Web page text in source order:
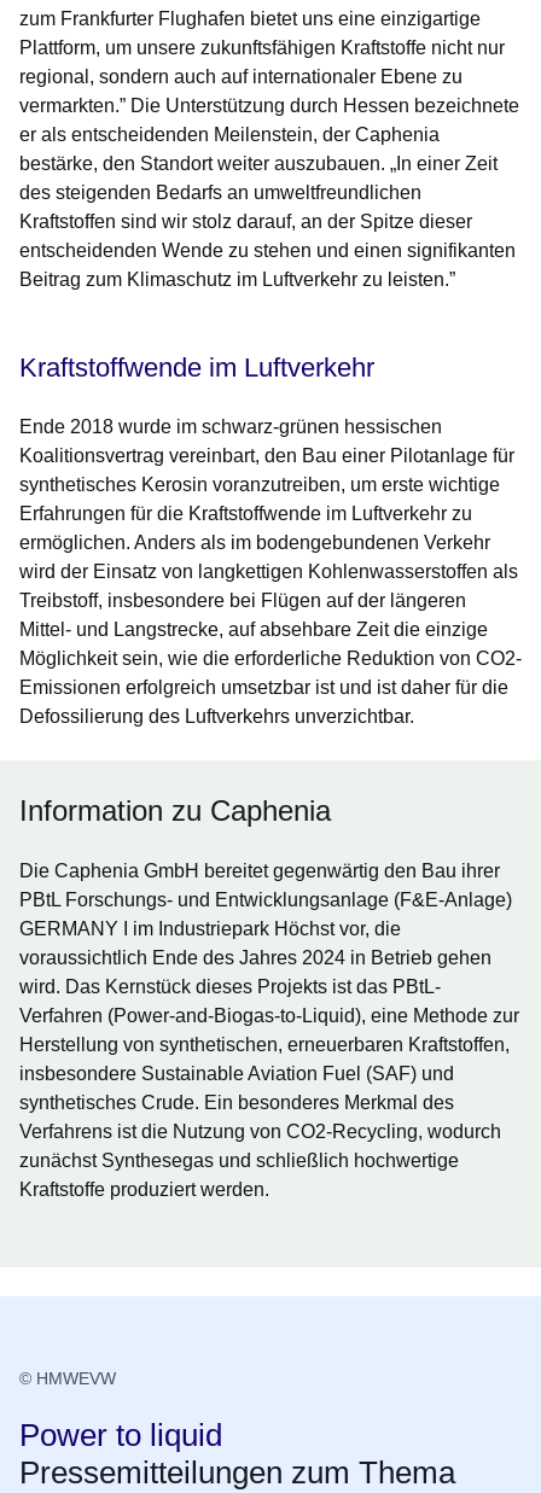
zum Frankfurter Flughafen bietet uns eine einzigartige
Plattform, um unsere zukunftsfähigen Kraftstoffe nicht nur
regional, sondern auch auf internationaler Ebene zu
vermarkten.” Die Unterstützung durch Hessen bezeichnete
er als entscheidenden Meilenstein, der Caphenia
bestärke, den Standort weiter auszubauen. „In einer Zeit
des steigenden Bedarfs an umweltfreundlichen
Kraftstoffen sind wir stolz darauf, an der Spitze dieser
entscheidenden Wende zu stehen und einen signifikanten
Beitrag zum Klimaschutz im Luftverkehr zu leisten.”
Kraftstoffwende im Luftverkehr
Ende 2018 wurde im schwarz-grünen hessischen
Koalitionsvertrag vereinbart, den Bau einer Pilotanlage für
synthetisches Kerosin voranzutreiben, um erste wichtige
Erfahrungen für die Kraftstoffwende im Luftverkehr zu
ermöglichen. Anders als im bodengebundenen Verkehr
wird der Einsatz von langkettigen Kohlenwasserstoffen als
Treibstoff, insbesondere bei Flügen auf der längeren
Mittel- und Langstrecke, auf absehbare Zeit die einzige
Möglichkeit sein, wie die erforderliche Reduktion von CO2-
Emissionen erfolgreich umsetzbar ist und ist daher für die
Defossilierung des Luftverkehrs unverzichtbar.
Information zu Caphenia
Die Caphenia GmbH bereitet gegenwärtig den Bau ihrer
PBtL Forschungs- und Entwicklungsanlage (F&E-Anlage)
GERMANY I im Industriepark Höchst vor, die
voraussichtlich Ende des Jahres 2024 in Betrieb gehen
wird. Das Kernstück dieses Projekts ist das PBtL-
Verfahren (Power-and-Biogas-to-Liquid), eine Methode zur
Herstellung von synthetischen, erneuerbaren Kraftstoffen,
insbesondere Sustainable Aviation Fuel (SAF) und
synthetisches Crude. Ein besonderes Merkmal des
Verfahrens ist die Nutzung von CO2-Recycling, wodurch
zunächst Synthesegas und schließlich hochwertige
Kraftstoffe produziert werden.
© HMWEVW
Power to liquid
Pressemitteilungen zum Thema